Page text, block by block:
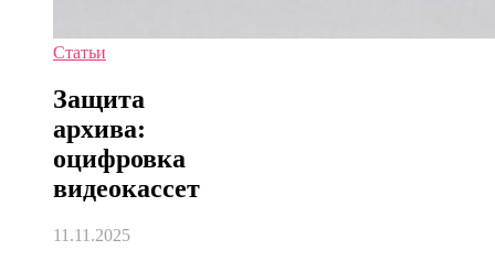
Статьи
Защита
архива:
оцифровка
видеокассет
11.11.2025